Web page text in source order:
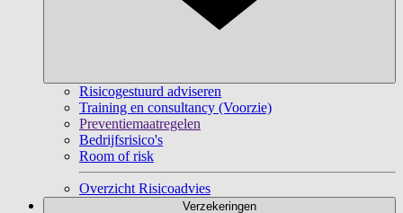
Risicogestuurd adviseren
Training en consultancy (Voorzie)
Preventiemaatregelen
Bedrijfsrisico's
Room of risk
Overzicht Risicoadvies
Verzekeringen